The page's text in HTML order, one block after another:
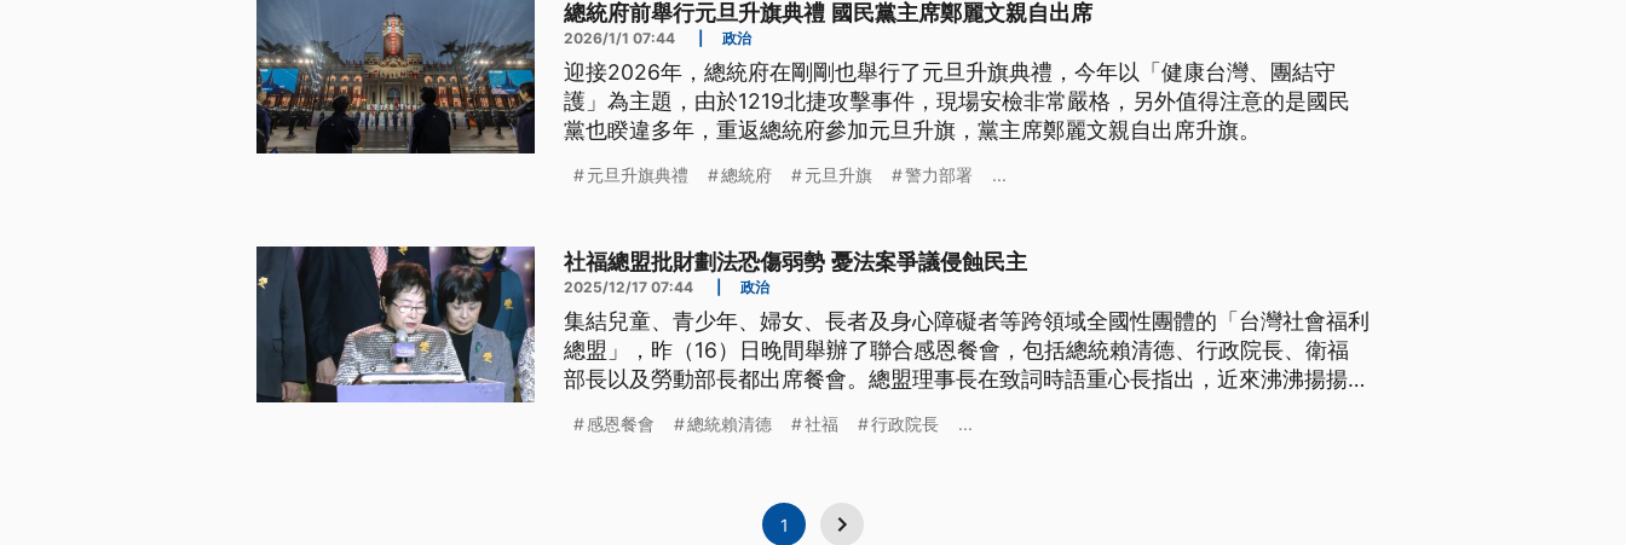
總統府前舉行元旦升旗典禮 國民黨主席鄭麗文親自出席
2026/1/1 07:44 政治
迎接2026年，總統府在剛剛也舉行了元旦升旗典禮，今年以「健康台灣、團結守
護」為主題，由於1219北捷攻擊事件，現場安檢非常嚴格，另外值得注意的是國民
黨也睽違多年，重返總統府參加元旦升旗，黨主席鄭麗文親自出席升旗。
元旦升旗典禮 總統府 元旦升旗 警力部署 ...
社福總盟批財劃法恐傷弱勢 憂法案爭議侵蝕民主
2025/12/17 07:44 政治
集結兒童、青少年、婦女、長者及身心障礙者等跨領域全國性團體的「台灣社會福利
總盟」，昨（16）日晚間舉辦了聯合感恩餐會，包括總統賴清德、行政院長、衛福
部長以及勞動部長都出席餐會。總盟理事長在致詞時語重心長指出，近來沸沸揚揚的
片代替致詞，再度呼籲立法院撤回爭議法案。
感恩餐會 總統賴清德 社福 行政院長 ...
1